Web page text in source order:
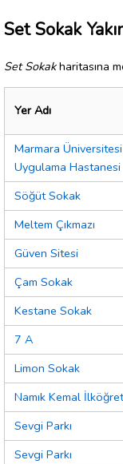
Set Sokak
Set Sokakharitasına
Yer Adı
Marmara
Uygulama Hastanesi
Söğüt Sokak
Meltem Çıkmazı
Güven Sitesi
Çam Sokak
Kestane Sokak
7 A
Limon Sokak
Namık Kemal
Sevgi Parkı
Sevgi Parkı